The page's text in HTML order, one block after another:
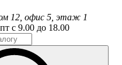
12, офис 5, этаж 1
с 9.00 до 18.00